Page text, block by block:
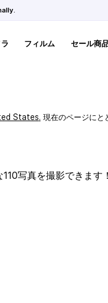
フィルム セール商
States. 現在のページにと
写真を撮影できます